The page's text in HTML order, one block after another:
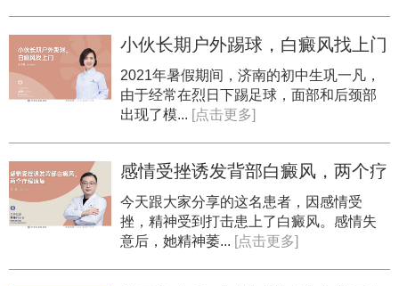
小伙长期户外踢球，白癜风找上门
2021年暑假期间，济南的初中生巩一凡，
由于经常在烈日下踢足球，面部和后颈部
出现了模... [点击更多]
感情受挫诱发背部白癜风，两个疗
程康复
今天跟大家分享的这名患者，因感情受
挫，精神受到打击患上了白癜风。感情失
意后，她精神萎... [点击更多]